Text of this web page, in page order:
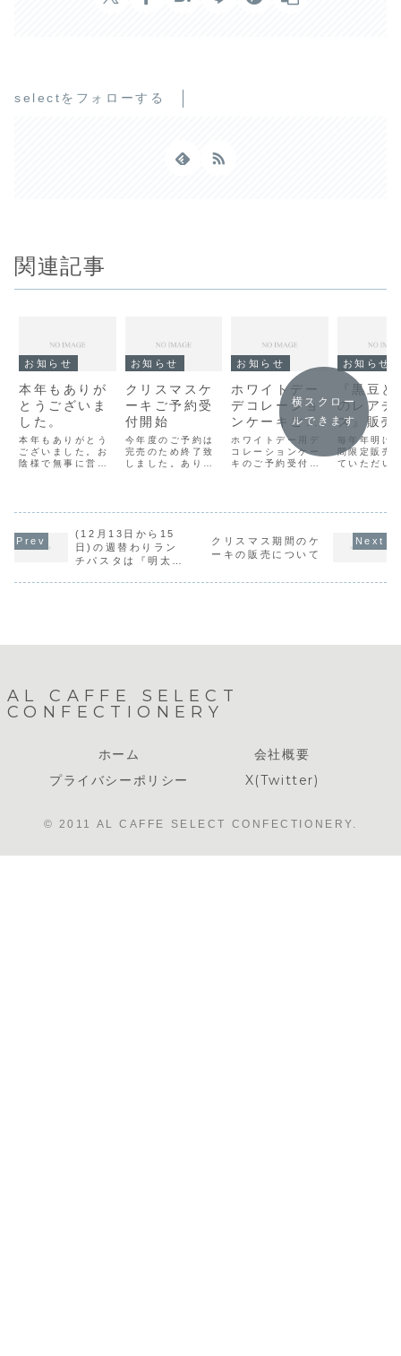
selectをフォローする
関連記事
お知らせ
本年もありが
とうございま
した。
本年もありがとう
ございました。お
陰様で無事に営業
ご愛顧の程、宜し
くお願い申し上げ
お知らせ
クリスマスケ
ーキご予約受
付開始
今年度のご予約は
完売のため終了致
しました。ありが
クリスマスケーキ
のご予約を本日11
月20日(金)より開
始致します。今年
お知らせ
ホワイトデー
デコレーショ
ンケーキご予
約承り中
ホワイトデー用デ
コレーションケー
キのご予約受付を
お知らせ
『黒豆
のレアチ
ズ』販売
のお知ら
毎年年明け
間限定販売
ていただい
とが出来ず
の選択です
横スクロー
ルできます
(12月13日から15
日)の週替わりラン
チパスタは『明太パ
クリスマス期間のケ
ーキの販売について
AL CAFFE SELECT
CONFECTIONERY
ホーム
会社概要
プライバシーポリシー
X(Twitter)
© 2011 AL CAFFE SELECT CONFECTIONERY.